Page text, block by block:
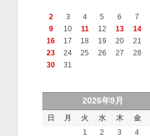
2
3 4 5 6 7
9
10 11 12 13 14
16
17 18 19 20 21
23
24 25 26 27 28
30
31
2026年9月
日 月 火 水 木 金
1
2 3 4